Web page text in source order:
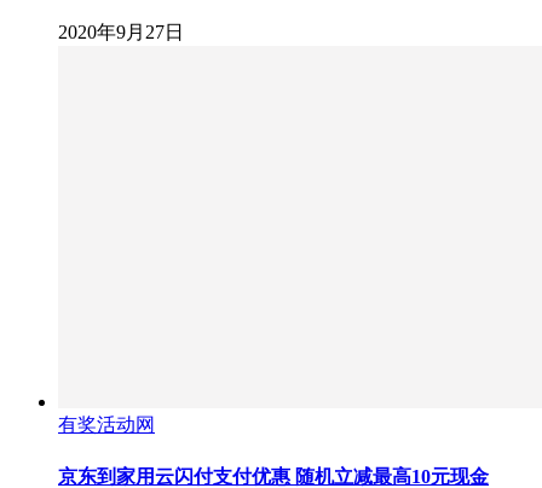
2020年9月27日
有奖活动网
京东到家用云闪付支付优惠 随机立减最高10元现金